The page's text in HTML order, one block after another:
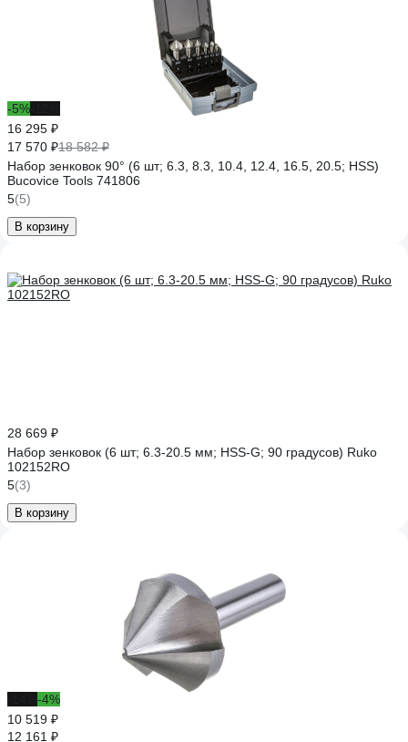
-5%
16 295 ₽
17 570 ₽18 582 ₽
Набор зенковок 90° (6 шт; 6.3, 8.3, 10.4, 12.4, 16.5, 20.5; HSS)
Bucovice Tools 741806
5(5)
В корзину
28 669 ₽
Набор зенковок (6 шт; 6.3-20.5 мм; HSS-G; 90 градусов) Ruko
102152RO
5(3)
В корзину
-4%
10 519 ₽
12 161 ₽